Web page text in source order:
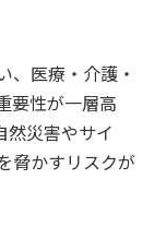
、医療・介護・
要性が一層高
然災害やサイ
脅かすリスクが